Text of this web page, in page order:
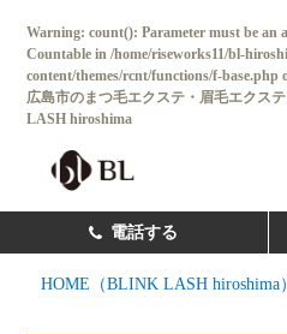
Warning: count(): Parameter must be an
Countable in/home/riseworks11/bl-
content/themes/rcnt/functions/f-base.php
広島市のまつ毛エクステ・眉毛エクス
LASH hiroshima
電話する
HOME（BLINK LASH hiroshima）